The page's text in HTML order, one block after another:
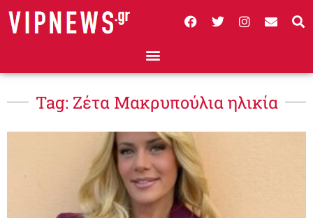
Tag: Ζέτα Μακρυπούλια ηλικία